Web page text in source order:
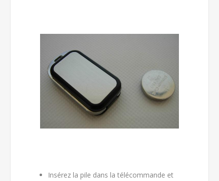
Insérez la pile dans la télécommande et